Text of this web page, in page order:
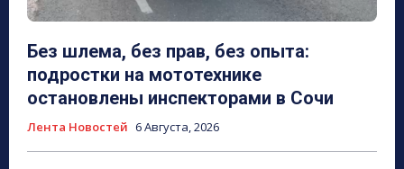
Без шлема, без прав, без опыта:
подростки на мототехнике
остановлены инспекторами в Сочи
Лента Новостей 6 Августа, 2026